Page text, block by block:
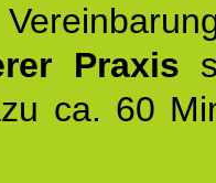
Praxis
ca. 60